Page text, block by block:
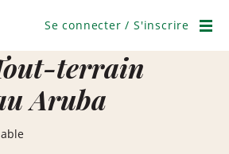
Se connecter / S'inscrire
terrain
Aruba